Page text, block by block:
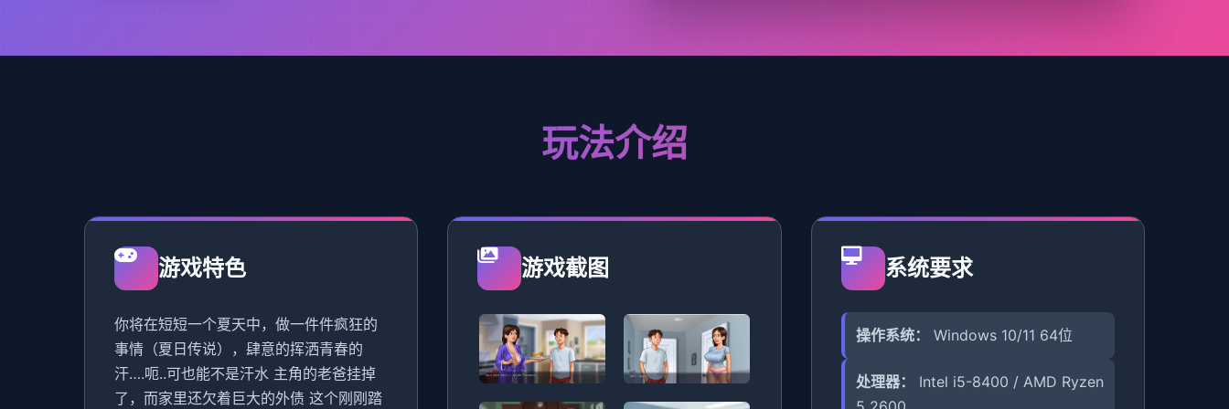
玩法介绍
游戏特色
你将在短短一个夏天中，做一件件疯狂的
事情（夏日传说），肆意的挥洒青春的
汗….呃..可也能不是汗水 主角的老爸挂掉
了，而家里还欠着巨大的外债 这个刚刚踏
游戏截图 系统要求
操作系统： Windows 10/11 64位
处理器：
Intel i5-8400 / AMD Ryzen